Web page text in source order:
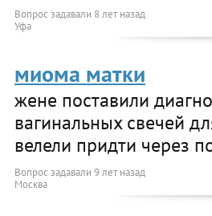
Вопрос задавали 8 лет назад
Уфа
миома матки
жене поставили
вагинальных свечей
велели придти через
Вопрос задавали 9 лет назад
Москва